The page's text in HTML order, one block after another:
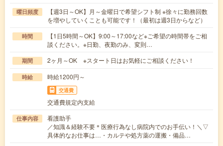
曜日頻度
【週3日～OK】月～金曜日で希望シフト制 ※徐々に勤務回数
を増やしていくことも可能です！（最初は週3日からなど）
時間
【1日5時間～OK】9:00～17:00など※ご希望の時間帯をご相
談ください。※日勤、夜勤のみ、変則…
期間 2ヶ月～OK ※スタート日はお気軽にご相談ください！
時給 時給1200円～
交通費
交通費規定内支給
仕事内容
看護助手
／知識＆経験不要＊医療行為なし病院内でのお手伝い！＼▽
具体的なお仕事は…・カルテや処方薬の運搬・備品…